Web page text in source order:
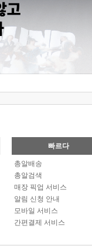
빠르다
총알배송
총알검색
매장 픽업 서비스
알림 신청 안내
모바일 서비스
간편결제 서비스